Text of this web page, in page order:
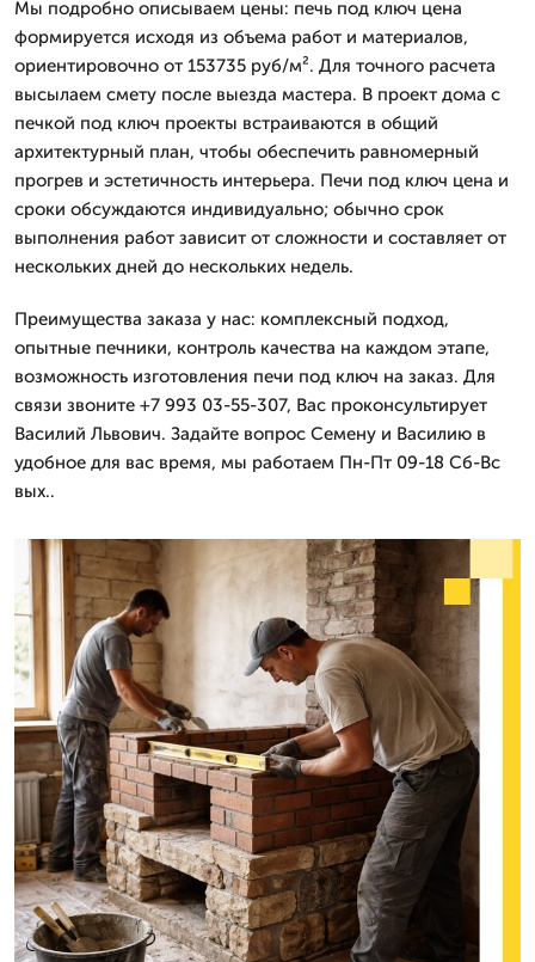
Мы подробно описываем цены: печь под ключ цена
формируется исходя из объема работ и материалов,
ориентировочно от 153735 руб/м². Для точного расчета
высылаем смету после выезда мастера. В проект дома с
печкой под ключ проекты встраиваются в общий
архитектурный план, чтобы обеспечить равномерный
прогрев и эстетичность интерьера. Печи под ключ цена и
сроки обсуждаются индивидуально; обычно срок
выполнения работ зависит от сложности и составляет от
нескольких дней до нескольких недель.
Преимущества заказа у нас: комплексный подход,
опытные печники, контроль качества на каждом этапе,
возможность изготовления печи под ключ на заказ. Для
связи звоните +7 993 03-55-307, Вас проконсультирует
Василий Львович. Задайте вопрос Семену и Василию в
удобное для вас время, мы работаем Пн-Пт 09-18 Сб-Вс
вых..